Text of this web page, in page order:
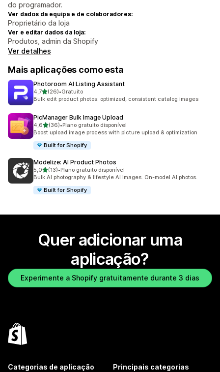
do programador.
Ver dados da equipa e de colaboradores:
Proprietário da loja
Ver e editar dados da loja:
Produtos, admin da Shopify
Ver detalhes
Mais aplicações como esta
Photoroom AI Listing Assistant
4,7de 5 estrelas
(26)
26 total de avaliações
•Gratuito
Bulk edit product photos: optimized, consistent catalog images
PicManager Bulk Image Upload
4,6de 5 estrelas
(36)
36 total de avaliações
•Plano gratuito disponível
Boost upload image process with picture upload & optimization
Built for Shopify
Modelize: AI Product Photos
5,0de 5 estrelas
(13)
13 total de avaliações
•Plano gratuito disponível
Bulk AI photography & lifestyle AI images. On-model AI photos.
Built for Shopify
Quer adicionar uma
aplicação?
Experimente a Shopify gratuitamente durante 3 dias
Categorias de aplicação Principais categorias